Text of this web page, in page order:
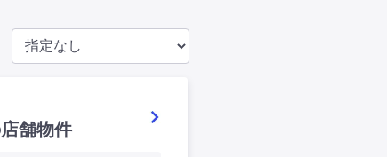
舗物件